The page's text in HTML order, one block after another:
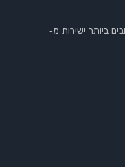
ביותר ישירות מ-